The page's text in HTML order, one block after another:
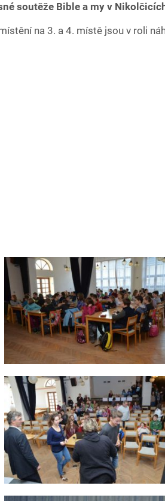
soutěže Bible a my v
na 3. a 4. místě jsou v roli